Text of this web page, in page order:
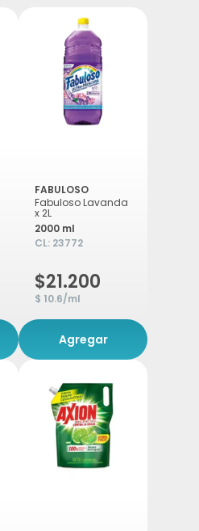
FABULOSO
Fabuloso Lavanda
x 2L
2000 ml
CL: 23772
$21.200
$ 10.6/ml
Agregar